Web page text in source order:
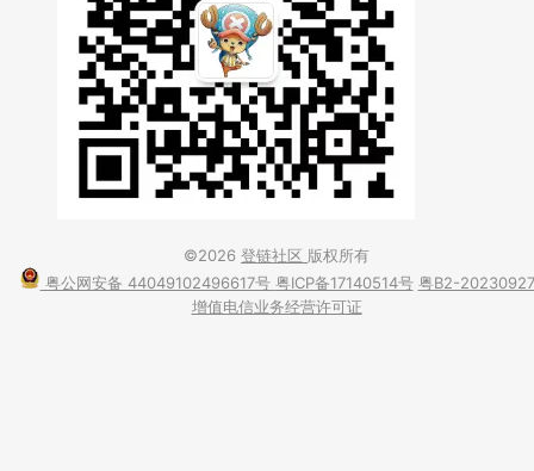
©2026 登链社区 版权所有
粤公网安备 44049102496617号 粤ICP备17140514号 粤B2-20230927
增值电信业务经营许可证